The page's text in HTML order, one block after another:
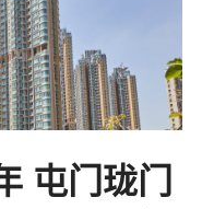
屯门珑门